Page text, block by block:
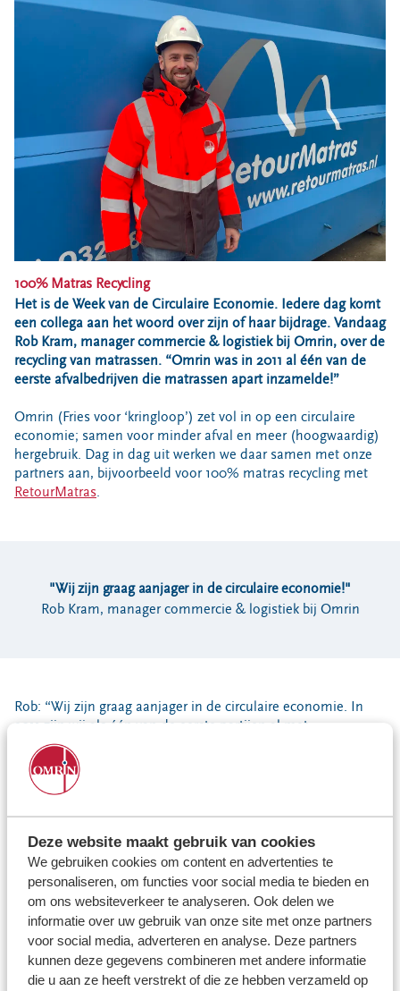
Deze website maakt gebruik van cookies
We gebruiken cookies om content en advertenties te
personaliseren, om functies voor social media te bieden en
om ons websiteverkeer te analyseren. Ook delen we
informatie over uw gebruik van onze site met onze partners
voor social media, adverteren en analyse. Deze partners
kunnen deze gegevens combineren met andere informatie
die u aan ze heeft verstrekt of die ze hebben verzameld op
Bouwcontainer huren
Over Omrin
Hier werken we aan
Ecopark De Wierde
Reststoffen Energie Centrale
Storing, klacht of vraag
Klantenservice SYP
VeeIgestelde vragen
Pers
Werken bij
Voor gemeenten
100% Matras Recycling
Het is de Week van de Circulaire Economie. Iedere dag komt
een collega aan het woord over zijn of haar bijdrage. Vandaag
Rob Kram, manager commercie & logistiek bij Omrin, over de
recycling van matrassen. “Omrin was in 2011 al één van de
eerste afvalbedrijven die matrassen apart inzamelde!”
Omrin (Fries voor ‘kringloop’) zet vol in op een circulaire
economie; samen voor minder afval en meer (hoogwaardig)
hergebruik. Dag in dag uit werken we daar samen met onze
partners aan, bijvoorbeeld voor 100% matras recycling met
RetourMatras.
"Wij zijn graag aanjager in de circulaire economie!"
Rob Kram, manager commercie & logistiek bij Omrin
Rob: “Wij zijn graag aanjager in de circulaire economie. In
2011 zijn wij als één van de eerste partijen al met
RetourMatras begonnen met het apart inzamelen van
matrassen op een aantal van onze milieustraten.
In Nederland worden jaarlijks 1,5 miljoen matrassen
afgedankt. Daar krijgen wij ook duizenden van binnen. Tien
jaar geleden werden die bijna allemaal verbrand. Terwijl ze
niet eens goed brandbaar zijn in onze installatie. Nu worden
ze apart ingezameld op onze milieustraten en duurzaam
gerecycled door RetourMatras. Textiel, PU en latex-foam
worden gebaald; metaal versnipperd. De herbruikbare
grondstoffen vinden zo weer nieuwe toepassingen. Deze
ontwikkelingen maken ons werk alleen maar leuker en
duurzamer.